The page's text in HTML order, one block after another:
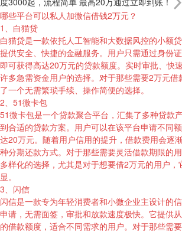
哪些平台可以私人加微信借钱2万元？
1、白猫贷
白猫贷是一款依托人工智能和大数据风控的小额
提供安全、快捷的金融服务。用户只需通过身份
即可获得高达20万元的贷款额度。实时审批、快
许多急需资金用户的选择。对于那些需要2万元
了一个无需繁琐手续、操作简便的选择。
2、51微卡包
51微卡包是一个贷款聚合平台，汇集了多种贷款
到合适的贷款方案。用户可以在该平台申请不同
达20万元。随着用户信用的提升，借款费用会逐
种分期还款方式。对于那些需要灵活借款期限的
多样化的选择，尤其是对于想要借2万元的用户
显。
3、闪信
闪信是一款专为年轻消费者和小微企业主设计的
申请，无需面签，审批和放款速度极快。它提供
的借款额度，适合不同需求的用户。对于那些需